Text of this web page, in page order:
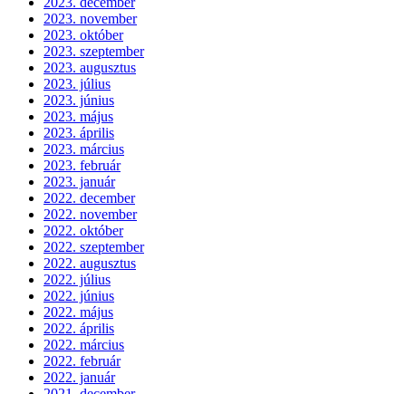
2023. november
2023. október
2023. szeptember
2023. augusztus
2023. július
2023. június
2023. május
2023. április
2023. március
2023. február
2023. január
2022. december
2022. november
2022. október
2022. szeptember
2022. augusztus
2022. július
2022. június
2022. május
2022. április
2022. március
2022. február
2022. január